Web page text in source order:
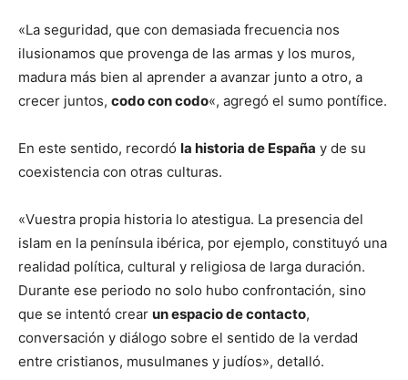
«La seguridad, que con demasiada frecuencia nos
ilusionamos que provenga de las armas y los muros,
madura más bien al aprender a avanzar junto a otro, a
crecer juntos, codo con codo«, agregó el sumo pontífice.
En este sentido, recordó la historia de España y de su
coexistencia con otras culturas.
«Vuestra propia historia lo atestigua. La presencia del
islam en la península ibérica, por ejemplo, constituyó una
realidad política, cultural y religiosa de larga duración.
Durante ese periodo no solo hubo confrontación, sino
que se intentó crear un espacio de contacto,
conversación y diálogo sobre el sentido de la verdad
entre cristianos, musulmanes y judíos», detalló.